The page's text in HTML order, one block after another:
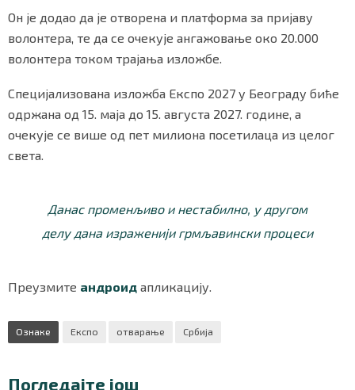
Он је додао да је отворена и платформа за пријаву
волонтера, те да се очекује ангажовање око 20.000
волонтера током трајања изложбе.
Специјализована изложба Експо 2027 у Београду биће
одржана од 15. маја до 15. августа 2027. године, а
очекује се више од пет милиона посетилаца из целог
света.
Данас променљиво и нестабилно, у другом
делу дана израженији грмљавински процеси
Преузмите андроид апликацију.
Ознаке Експо отварање Србија
Погледајте још